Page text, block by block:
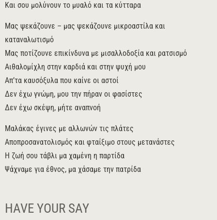
Και σου μολύνουν το μυαλό και τα κύτταρα
Μας ψεκάζουνε – μας ψεκάζουνε μικροαστίλα και
καταναλωτισμό
Μας ποτίζουνε επικίνδυνα με μισαλλοδοξία και ρατσισμό
Αιθαλομίχλη στην καρδιά και στην ψυχή μου
Απ’τα καυσόξυλα που καίνε οι αστοί
Δεν έχω γνώμη, μου την πήραν οι φασίστες
Δεν έχω σκέψη, μήτε αναπνοή
Μαλάκας έγινες με αλλωνών τις πλάτες
Αποπροσανατολισμός και φταίξιμο στους μετανάστες
Η ζωή σου τάβλι μα χαμένη η παρτίδα
Ψάχναμε για έθνος, μα χάσαμε την πατρίδα
HAVE YOUR SAY